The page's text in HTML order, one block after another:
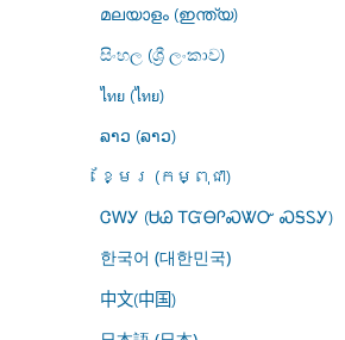
മലയാളം (ഇന്ത്യ)
සිංහල (ශ්‍රී ලංකාව)
ไทย (ไทย)
ລາວ (ລາວ)
ខ្មែរ (កម្ពុជា)
ᏣᎳᎩ (ᏌᏊ ᎢᏳᎾᎵᏍᏔᏅ ᏍᎦᏚᎩ)
한국어 (대한민국)
中文(中国)